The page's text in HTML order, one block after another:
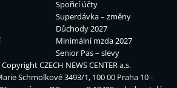
Spořicí účty
Superdávka – změny
Důchody 2027
Minimální mzda 2027
Senior Pas – slevy
CopyrightCZECH NEWS CENTER a.s.
Schmolkové 3493/1, 100 00 Praha 10 -